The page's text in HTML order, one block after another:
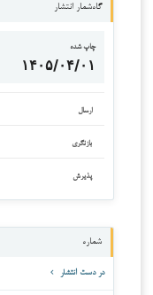
گاه‌شمار انتشار
چاپ شده
۱۴۰۵/۰۴/۰۱
ارسال
بازنگری
پذیرش
شماره
در دست انتشار